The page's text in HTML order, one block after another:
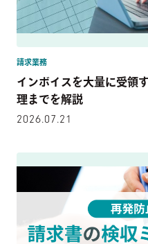
請求業務
インボイスを大量に受領
理までを解説
2026.07.21